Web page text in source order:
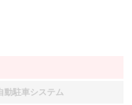
動駐車システム
装備なし